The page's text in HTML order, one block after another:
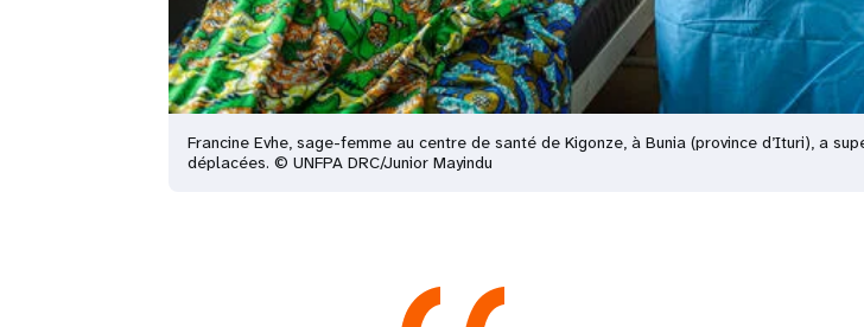
Francine Evhe, sage-femme au centre de santé de Kigonze, à Bunia (province d’Ituri), a
déplacées. © UNFPA DRC/Junior Mayindu